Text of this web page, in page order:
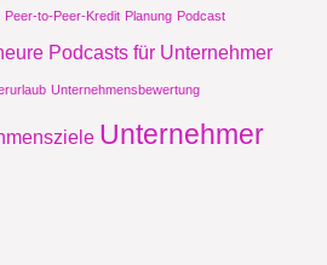
Peer-to-Peer-Kredit Planung Podcast
Podcasts für Unternehmer
Unternehmensbewertung
Unternehmer